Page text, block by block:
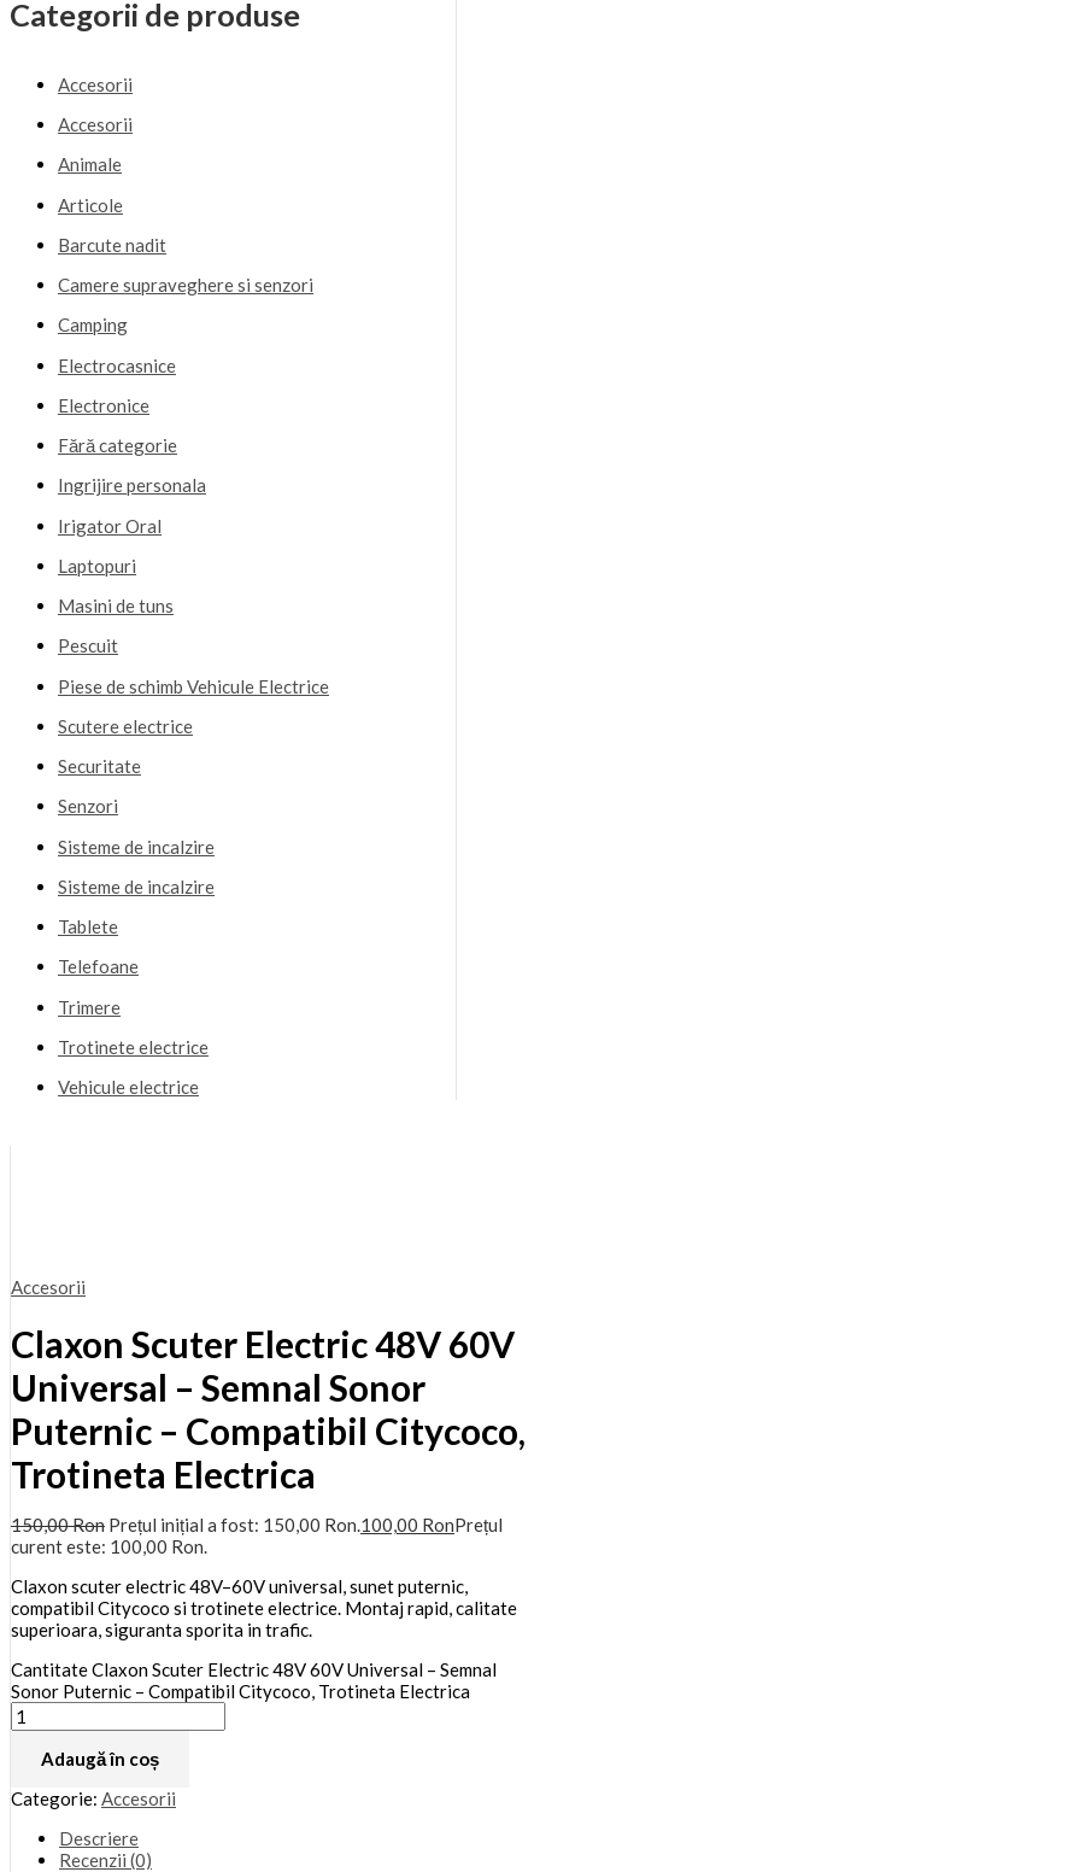
Categorii de produse
Accesorii
Accesorii
Animale
Articole
Barcute nadit
Camere supraveghere si senzori
Camping
Electrocasnice
Electronice
Fără categorie
Ingrijire personala
Irigator Oral
Laptopuri
Masini de tuns
Pescuit
Piese de schimb Vehicule Electrice
Scutere electrice
Securitate
Senzori
Sisteme de incalzire
Sisteme de incalzire
Tablete
Telefoane
Trimere
Trotinete electrice
Vehicule electrice
Accesorii
Claxon Scuter Electric 48V 60V
Universal – Semnal Sonor
Puternic – Compatibil Citycoco,
Trotineta Electrica
150,00Ron Prețul inițial a fost: 150,00 Ron.100,00 RonPrețul
curent este: 100,00 Ron.
Claxon scuter electric 48V–60V universal, sunet puternic,
compatibil Citycoco si trotinete electrice. Montaj rapid, calitate
superioara, siguranta sporita in trafic.
Cantitate Claxon Scuter Electric 48V 60V Universal – Semnal
Sonor Puternic – Compatibil Citycoco, Trotineta Electrica
Adaugă în coș
Categorie: Accesorii
Descriere
Recenzii (0)